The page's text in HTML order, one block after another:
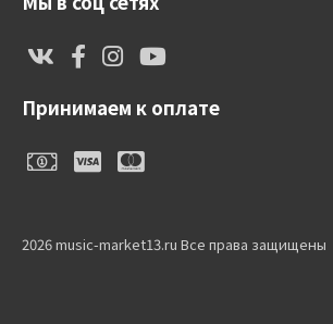
Принимаем к оплате
2026 music-market13.ru Все права защищены